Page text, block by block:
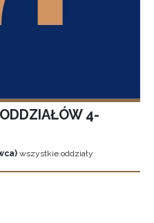
4-
wszystkie oddziały